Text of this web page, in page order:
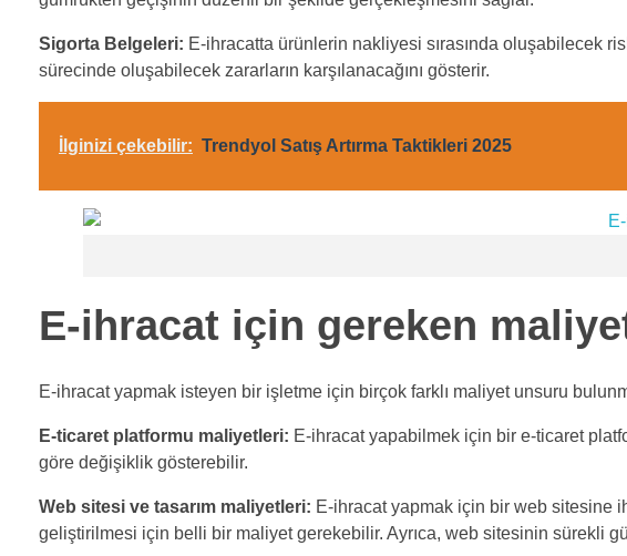
Sigorta Belgeleri: E-ihracatta ürünlerin nakliyesi sırasında oluşabilecek
sürecinde oluşabilecek zararların karşılanacağını gösterir.
İlginizi çekebilir: Trendyol Satış Artırma Taktikleri 2025
E-ihracat için gereken
E-ihracat yapmak isteyen bir işletme için birçok farklı maliyet unsuru
E-ticaret platformu maliyetleri: E-ihracat yapabilmek için bir e-ticaret
göre değişiklik gösterebilir.
Web sitesi ve tasarım maliyetleri: E-ihracat yapmak için bir web sitesine
geliştirilmesi için belli bir maliyet gerekebilir. Ayrıca, web sitesinin sürekli